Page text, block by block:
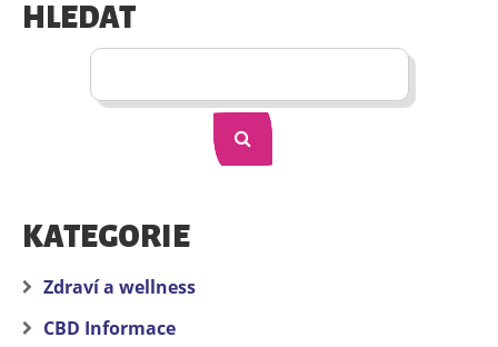
HLEDAT
KATEGORIE
Zdraví a wellness
CBD Informace